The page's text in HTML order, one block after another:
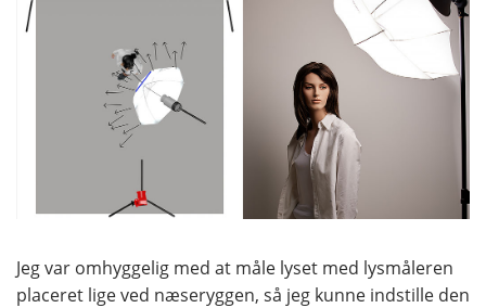
Jeg var omhyggelig med at måle lyset med lysmåleren
placeret lige ved næseryggen, så jeg kunne indstille den